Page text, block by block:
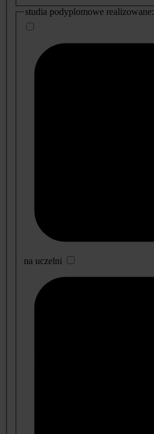
studia podyplomowe realizowane:
na uczelni